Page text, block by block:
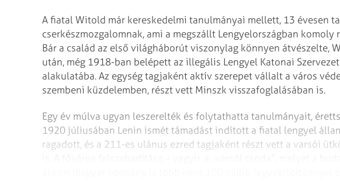
A fiatal Witold már kereskedelmi tanulmányai mellett, 13 évesen
cserkészmozgalomnak, ami a megszállt Lengyelországban
Bár a család az első világháborút viszonylag könnyen átvészelte,
után, még 1918-ban belépett az illegális Lengyel Katonai
alakulatába. Az egység tagjaként aktív szerepet vállalt a város
szembeni küzdelemben, részt vett Minszk visszafoglalásában is.
Egy év múlva ugyan leszerelték és folytathatta tanulmányait,
1920 júliusában Lenin ismét támadást indított a fiatal lengyel
ragadott, és a 211-es ulánus ezred tagjaként részt vett a varsói